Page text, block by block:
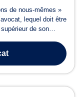
de nous-mêmes »
lequel doit être
de son